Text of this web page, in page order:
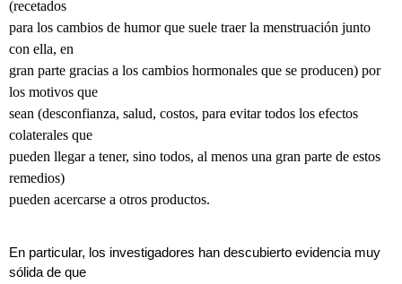
(recetados
para los cambios de humor que suele traer la menstruación junto
con ella, en
gran parte gracias a los cambios hormonales que se producen) por
los motivos que
sean (desconfianza, salud, costos, para evitar todos los efectos
colaterales que
pueden llegar a tener, sino todos, al menos una gran parte de estos
remedios)
pueden acercarse a otros productos.
En particular, los investigadores han descubierto evidencia muy
sólida de que